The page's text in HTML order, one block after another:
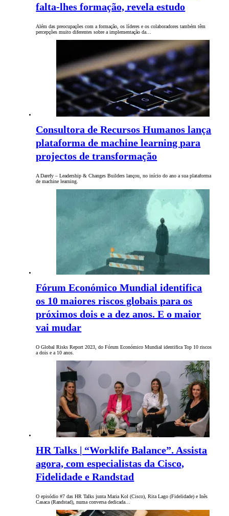
falta-lhes formação, revela estudo
Além das preocupações com a formação, os líderes e os colaboradores também têm
percepções muito diferentes sobre a implementação da…
Consultora de Recursos Humanos lança
plataforma de machine learning para
projectos de transformação
A Darefy – Leadership & Changes Builders lançou, no início do ano a sua plataforma
de machine learning.
Fórum Económico Mundial identifica
os 10 maiores riscos globais para os
próximos dois e a dez anos. E o maior
vai mudar
O Global Risks Report 2023, do Fórum Económico Mundial identifica Top 10 riscos
a dois e a 10 anos.
HR Talks | “Worklife Balance”. Assista
agora, com especialistas da Cisco,
Fidelidade e Randstad
O episódio #7 das HR Talks junta Maria Kol (Cisco), Rita Lago (Fidelidade) e Inês
Casaca (Randstad), numa conversa dedicada…